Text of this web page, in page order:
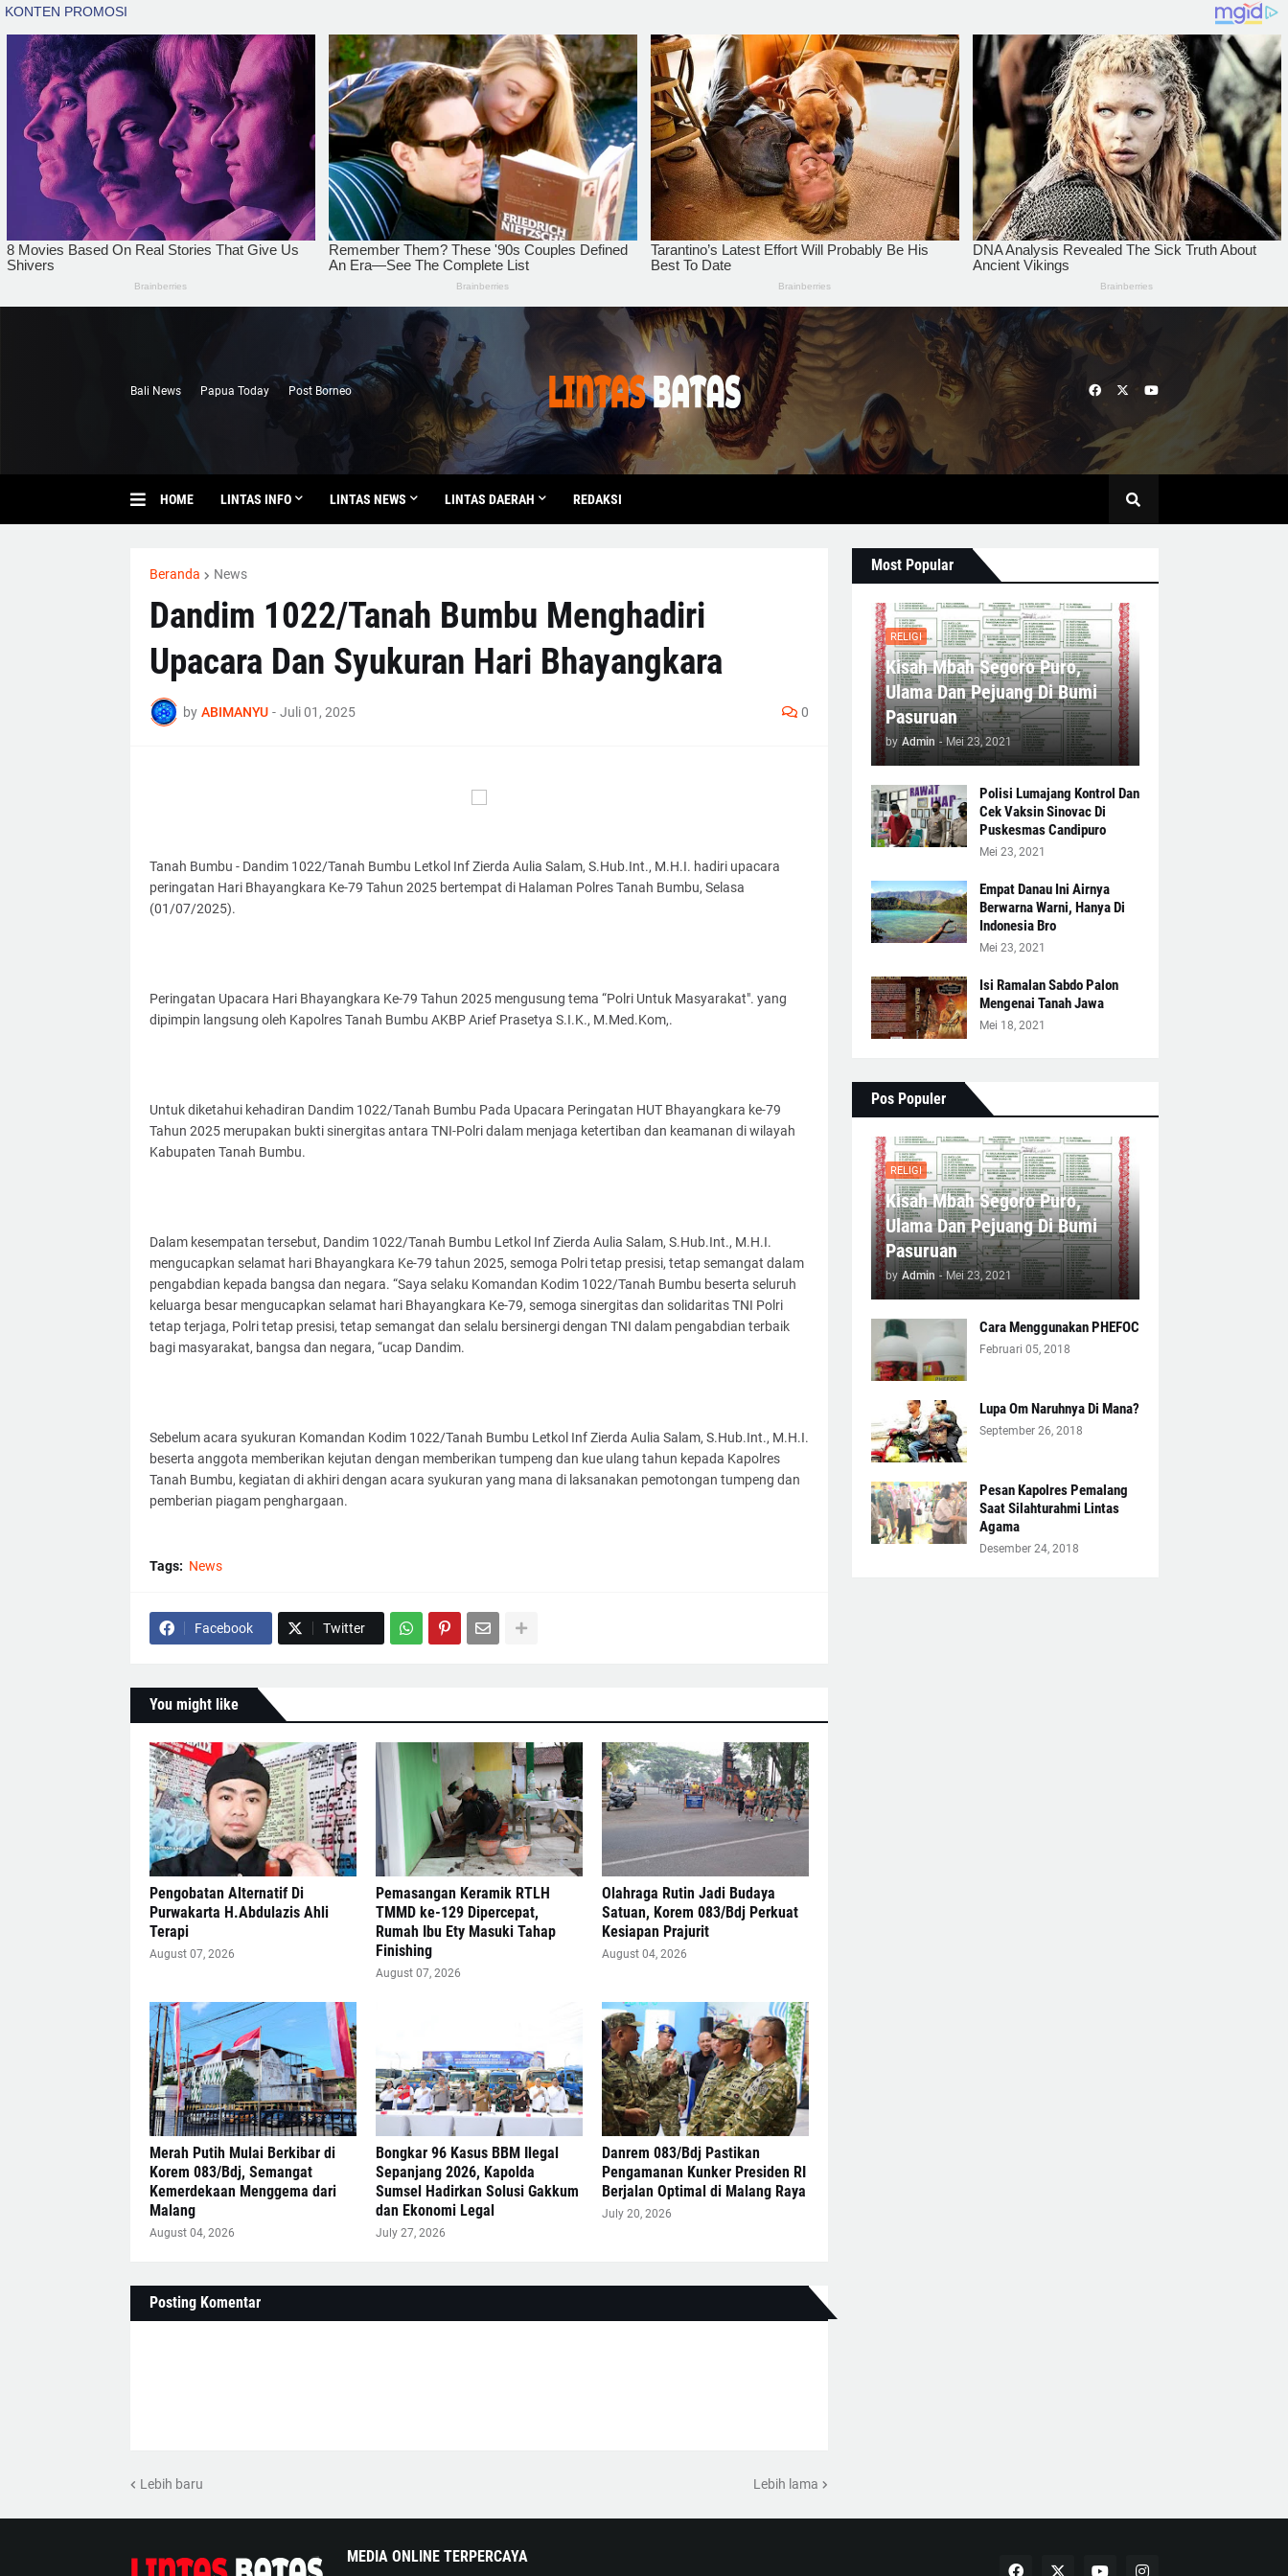
Bali News Papua Today Post Borneo
HOME LINTAS INFO LINTAS NEWS LINTAS DAERAH REDAKSI
Beranda News
Dandim 1022/Tanah Bumbu Menghadiri
Upacara Dan Syukuran Hari Bhayangkara
by ABIMANYU - Juli 01, 2025 0
Tanah Bumbu - Dandim 1022/Tanah Bumbu Letkol Inf Zierda Aulia Salam, S.Hub.Int., M.H.I. hadiri upacara
peringatan Hari Bhayangkara Ke-79 Tahun 2025 bertempat di Halaman Polres Tanah Bumbu, Selasa
(01/07/2025).
Peringatan Upacara Hari Bhayangkara Ke-79 Tahun 2025 mengusung tema “Polri Untuk Masyarakat". yang
dipimpin langsung oleh Kapolres Tanah Bumbu AKBP Arief Prasetya S.I.K., M.Med.Kom,.
Untuk diketahui kehadiran Dandim 1022/Tanah Bumbu Pada Upacara Peringatan HUT Bhayangkara ke-79
Tahun 2025 merupakan bukti sinergitas antara TNI-Polri dalam menjaga ketertiban dan keamanan di wilayah
Kabupaten Tanah Bumbu.
Dalam kesempatan tersebut, Dandim 1022/Tanah Bumbu Letkol Inf Zierda Aulia Salam, S.Hub.Int., M.H.I.
mengucapkan selamat hari Bhayangkara Ke-79 tahun 2025, semoga Polri tetap presisi, tetap semangat dalam
pengabdian kepada bangsa dan negara. “Saya selaku Komandan Kodim 1022/Tanah Bumbu beserta seluruh
keluarga besar mengucapkan selamat hari Bhayangkara Ke-79, semoga sinergitas dan solidaritas TNI Polri
tetap terjaga, Polri tetap presisi, tetap semangat dan selalu bersinergi dengan TNI dalam pengabdian terbaik
bagi masyarakat, bangsa dan negara, “ucap Dandim.
Sebelum acara syukuran Komandan Kodim 1022/Tanah Bumbu Letkol Inf Zierda Aulia Salam, S.Hub.Int., M.H.I.
beserta anggota memberikan kejutan dengan memberikan tumpeng dan kue ulang tahun kepada Kapolres
Tanah Bumbu, kegiatan di akhiri dengan acara syukuran yang mana di laksanakan pemotongan tumpeng dan
pemberian piagam penghargaan.
Tags: News
Facebook Twitter
You might like
Pengobatan Alternatif Di
Purwakarta H.Abdulazis Ahli
Terapi
August 07, 2026
Pemasangan Keramik RTLH
TMMD ke-129 Dipercepat,
Rumah Ibu Ety Masuki Tahap
Finishing
August 07, 2026
Olahraga Rutin Jadi Budaya
Satuan, Korem 083/Bdj Perkuat
Kesiapan Prajurit
August 04, 2026
Merah Putih Mulai Berkibar di
Korem 083/Bdj, Semangat
Kemerdekaan Menggema dari
Malang
August 04, 2026
Bongkar 96 Kasus BBM Ilegal
Sepanjang 2026, Kapolda
Sumsel Hadirkan Solusi Gakkum
dan Ekonomi Legal
July 27, 2026
Danrem 083/Bdj Pastikan
Pengamanan Kunker Presiden RI
Berjalan Optimal di Malang Raya
July 20, 2026
Posting Komentar
Lebih baru Lebih lama
Most Popular
RELIGI
Kisah Mbah Segoro Puro,
Ulama Dan Pejuang Di Bumi
Pasuruan
by Admin - Mei 23, 2021
Polisi Lumajang Kontrol Dan
Cek Vaksin Sinovac Di
Puskesmas Candipuro
Mei 23, 2021
Empat Danau Ini Airnya
Berwarna Warni, Hanya Di
Indonesia Bro
Mei 23, 2021
Isi Ramalan Sabdo Palon
Mengenai Tanah Jawa
Mei 18, 2021
Pos Populer
RELIGI
Kisah Mbah Segoro Puro,
Ulama Dan Pejuang Di Bumi
Pasuruan
by Admin - Mei 23, 2021
Cara Menggunakan PHEFOC
Februari 05, 2018
Lupa Om Naruhnya Di Mana?
September 26, 2018
Pesan Kapolres Pemalang
Saat Silahturahmi Lintas
Agama
Desember 24, 2018
MEDIA ONLINE TERPERCAYA